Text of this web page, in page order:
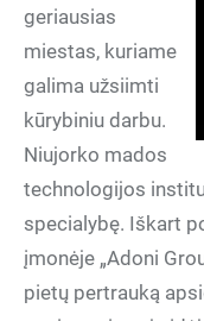
geriausias
miestas, kuriame
galima užsiimti
kūrybiniu darbu.
Niujorko mados
technologijos
specialybę. Iškart
įmonėje „Adoni
pietų pertrauką